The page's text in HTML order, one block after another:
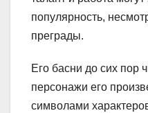
популярность,
преграды.
Его басни до сих пор
персонажи его
символами